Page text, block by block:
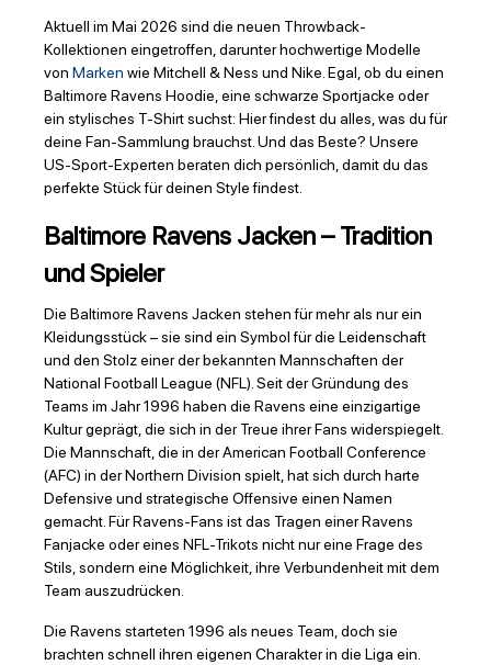
Aktuell im Mai 2026 sind die neuen Throwback-
Kollektionen eingetroffen, darunter hochwertige Modelle
von Marken wie Mitchell & Ness und Nike. Egal, ob du einen
Baltimore Ravens Hoodie, eine schwarze Sportjacke oder
ein stylisches T-Shirt suchst: Hier findest du alles, was du für
deine Fan-Sammlung brauchst. Und das Beste? Unsere
US-Sport-Experten beraten dich persönlich, damit du das
perfekte Stück für deinen Style findest.
Baltimore Ravens Jacken – Tradition
und Spieler
Die Baltimore Ravens Jacken stehen für mehr als nur ein
Kleidungsstück – sie sind ein Symbol für die Leidenschaft
und den Stolz einer der bekannten Mannschaften der
National Football League (NFL). Seit der Gründung des
Teams im Jahr 1996 haben die Ravens eine einzigartige
Kultur geprägt, die sich in der Treue ihrer Fans widerspiegelt.
Die Mannschaft, die in der American Football Conference
(AFC) in der Northern Division spielt, hat sich durch harte
Defensive und strategische Offensive einen Namen
gemacht. Für Ravens-Fans ist das Tragen einer Ravens
Fanjacke oder eines NFL-Trikots nicht nur eine Frage des
Stils, sondern eine Möglichkeit, ihre Verbundenheit mit dem
Team auszudrücken.
Die Ravens starteten 1996 als neues Team, doch sie
brachten schnell ihren eigenen Charakter in die Liga ein.